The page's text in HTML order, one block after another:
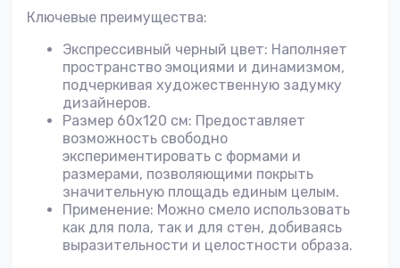
Ключевые преимущества:
Экспрессивный черный цвет: Наполняет
пространство эмоциями и динамизмом,
подчеркивая художественную задумку
дизайнеров.
Размер 60х120 см: Предоставляет
возможность свободно
экспериментировать с формами и
размерами, позволяющими покрыть
значительную площадь единым целым.
Применение: Можно смело использовать
как для пола, так и для стен, добиваясь
выразительности и целостности образа.